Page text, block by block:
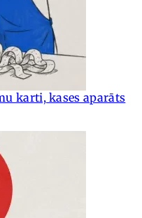
karti, kases aparāts